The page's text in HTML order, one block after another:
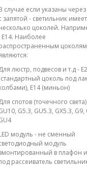
случае если указаны через
запятой - светильник имеет
цоколей.
E14. Наиболее
люстр, подвесов и т.д -
цоколь под
E14 (миньон)
спотов (точечного
G5.3, GU5.3, GX5.3, G9,
модуль - не сменный
модуль
в плафон
рассеиватель